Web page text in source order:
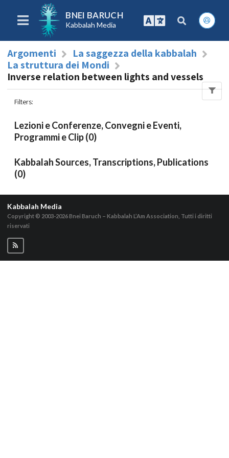
BNEI BARUCH
Kabbalah Media
Argomenti
La saggezza della kabbalah
La struttura dei Mondi
Inverse relation between lights and vessels
Filters:
Lezioni e Conferenze, Convegni e Eventi,
Programmi e Clip (0)
Kabbalah Sources, Transcriptions, Publications
(0)
Kabbalah Media
Copyright © 2003-2026Bnei Baruch – Kabbalah L’Am Association, Tutti i diritti
riservati